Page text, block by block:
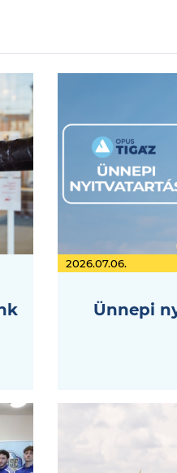
2026.07.06.
Ünnepi